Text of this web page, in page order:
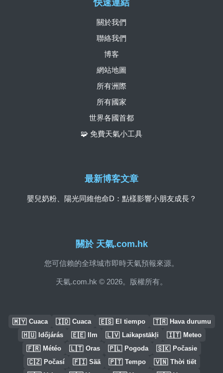
關於 天氣.com.hk
您可信賴的全球城市即時天氣預報來源。
天氣.com.hk © 2026。版權所有。
快速連結
關於我們
聯絡我們
博客
網站地圖
所有洲際
所有國家
世界各國首都
🧩 免費天氣小工具
最新博客文章
嬰兒奶粉、陽光同維他命D：點樣影響小朋友成長？
🇲🇾 Cuaca 🇮🇩 Cuaca 🇪🇸 El tiempo 🇹🇷 Hava durumu
🇭🇺 Időjárás 🇪🇪 Ilm 🇱🇻 Laikapstākļi 🇮🇹 Meteo
🇫🇷 Météo 🇱🇹 Oras 🇵🇱 Pogoda 🇸🇰 Počasie
🇨🇿 Počasí 🇫🇮 Sää 🇵🇹 Tempo 🇻🇳 Thời tiết